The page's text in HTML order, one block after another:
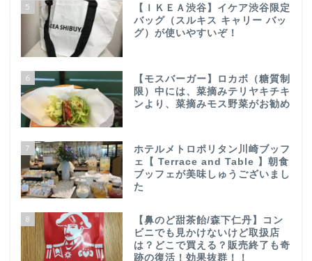
5
【ＩＫＥＡ渋谷】イケア渋谷限定
バッグ（スルキス キャリー バッ
グ）が使いやすいぞ！
6
【モスバーガー】ロカボ（糖質制
限）中には、菜摘みテリヤキチキ
ンより、菜摘みモス野菜がお勧め
7
ホテルメトロポリタン川崎ブッフ
ェ【 Terrace and Table 】朝食
ブッフェが美味しゅうございまし
た
8
【鼻のど甜茶飴/森下仁丹】コン
ビニでも見かけないけど取扱店
は？どこで買える？販売終了も奇
跡の復活！効果抜群！！